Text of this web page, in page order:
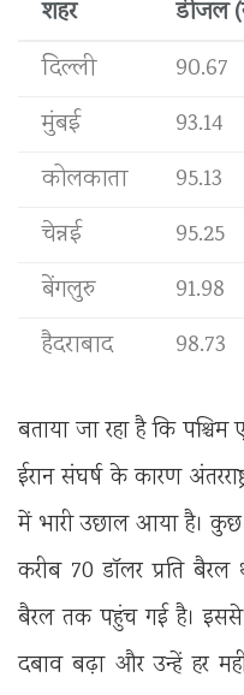
शहर
डीजल
दिल्ली
90.67
मुंबई
93.14
कोलकाता
95.13
चेन्नई
95.25
बेंगलुरु
91.98
हैदराबाद
98.73
बताया जा रहा है कि
ईरान संघर्ष के कारण
में भारी उछाल आया है।
करीब 70 डॉलर प्रति
बैरल तक पहुंच गई है। इससे
दबाव बढ़ा और उन्हें हर